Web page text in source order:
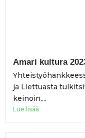
Amari kultura
ja Liettuasta
keinoin....
Lue lisää